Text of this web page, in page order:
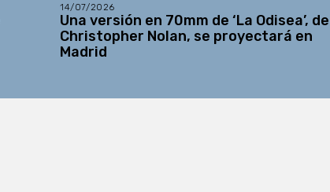
14/07/2026
Una versión en 70mm de ‘La Odisea’, de
Christopher Nolan, se proyectará en
Madrid